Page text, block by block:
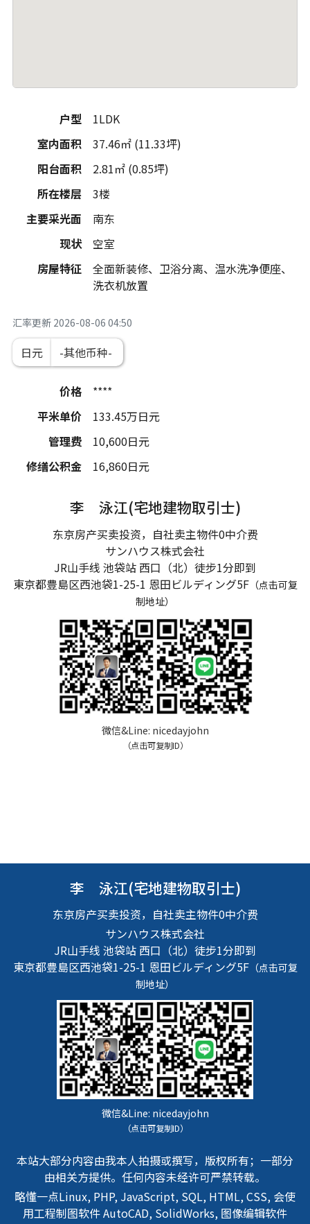
户型
1LDK
室内面积
37.46㎡ (11.33坪)
阳台面积
2.81㎡ (0.85坪)
所在楼层
3楼
主要采光面
南东
现状
空室
房屋特征
全面新装修、卫浴分离、温水洗净便座、
洗衣机放置
汇率更新 2026-08-06 04:50
日元
价格
****
平米单价
133.45万日元
管理费
10,600日元
修缮公积金
16,860日元
李 泳江(宅地建物取引士)
东京房产买卖投资，自社卖主物件0中介费
サンハウス株式会社
JR山手线 池袋站 西口（北）徒步1分即到
東京都豊島区西池袋1-25-1 恩田ビルディング5F（点击可复
制地址）
微信&Line: nicedayjohn
（点击可复制ID）
李 泳江(宅地建物取引士)
东京房产买卖投资，自社卖主物件0中介费
サンハウス株式会社
JR山手线 池袋站 西口（北）徒步1分即到
東京都豊島区西池袋1-25-1 恩田ビルディング5F（点击可复
制地址）
微信&Line: nicedayjohn
（点击可复制ID）
本站大部分内容由我本人拍摄或撰写，版权所有；一部分
由相关方提供。任何内容未经许可严禁转载。
略懂一点Linux, PHP, JavaScript, SQL, HTML, CSS, 会使
用工程制图软件 AutoCAD, SolidWorks, 图像编辑软件